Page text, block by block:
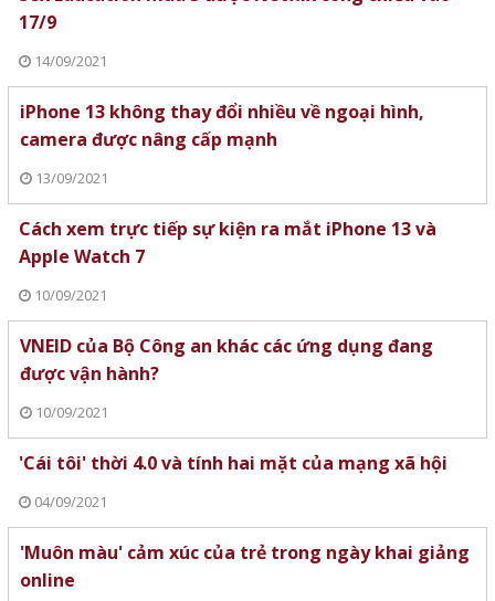
17/9
14/09/2021
iPhone 13 không thay đổi nhiều về ngoại hình,
camera được nâng cấp mạnh
13/09/2021
Cách xem trực tiếp sự kiện ra mắt iPhone 13 và
Apple Watch 7
10/09/2021
VNEID của Bộ Công an khác các ứng dụng đang
được vận hành?
10/09/2021
'Cái tôi' thời 4.0 và tính hai mặt của mạng xã hội
04/09/2021
'Muôn màu' cảm xúc của trẻ trong ngày khai giảng
online